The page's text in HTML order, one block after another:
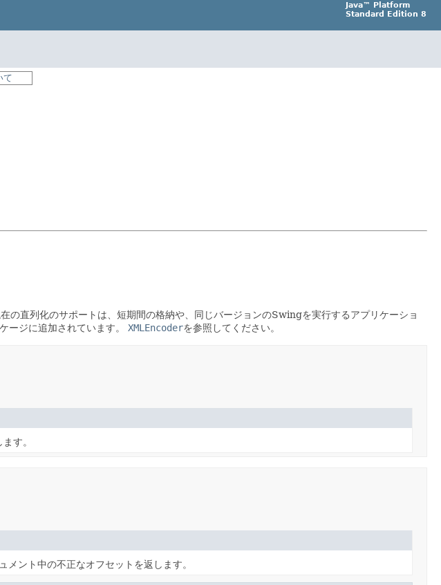
Java™ Platform
Standard Edition 8
て
の直列化のサポートは、短期間の格納や、同じバージョンのSwingを実行するアプリケーショ
ージに追加されています。 XMLEncoderを参照してください。
す。
メント中の不正なオフセットを返します。